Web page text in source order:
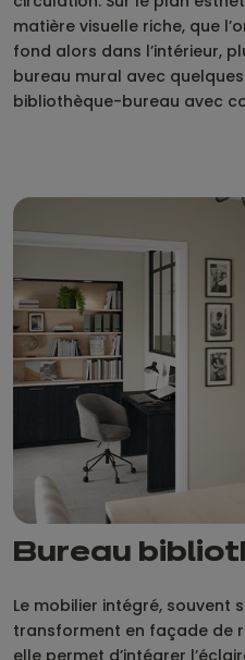
matière visuelle riche, que
fond alors dans l’intérieur,
bureau mural avec
bibliothèque-bureau avec
Bureau
Le mobilier intégré, souvent
transforment en façade de
elle permet d’intégrer